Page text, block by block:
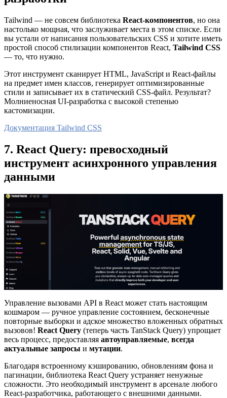
Tailwind — не совсем библиотека React-компонентов, но она
настолько мощная, что заслуживает места в этом списке. Если
вы устали от написания пользовательских CSS и хотите иметь
простой способ стилизации компонентов React, Tailwind CSS
— то, что нужно.
Этот инструмент сканирует HTML, JavaScript и React-файлы
на предмет имен классов, генерирует оптимизированные
стили и записывает их в статический CSS-файл. Результат?
Молниеносная UI-разработка с высокой степенью
кастомизации.
Документация Tailwind CSS
7. React Query: превосходный
инструмент асинхронного управления
данными
Управление вызовами API в React может стать настоящим
кошмаром — ручное управление состоянием, бесконечные
повторные выборки и адское множество вложенных обратных
вызовов! React Query (теперь часть TanStack Query) упрощает
весь процесс, предоставляя автоуправляемые, всегда
актуальные запросы и мутации.
Благодаря встроенному кэшированию, обновлениям фона и
пагинации, библиотека React Query устраняет ненужные
сложности. Это необходимый инструмент в арсенале любого
React-разработчика, работающего с внешними данными.